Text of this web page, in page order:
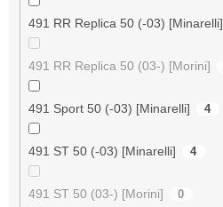
491 RR Replica 50 (-03) [Minarelli]
491 RR Replica 50 (03-) [Morini]
491 Sport 50 (-03) [Minarelli] 4
491 ST 50 (-03) [Minarelli] 4
491 ST 50 (03-) [Morini] 0